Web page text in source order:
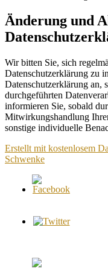
Änderung und
Wir bitten Sie, sich
Datenschutzerklärung zu
Datenschutzerklärung an,
durchgeführten
informieren Sie, sobald
Mitwirkungshandlung
sonstige individuelle
Erstellt mit kostenlosem
Schwenke